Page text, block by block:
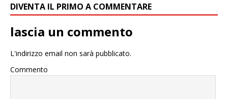
DIVENTA IL PRIMO A COMMENTARE
lascia un commento
L'indirizzo email non sarà pubblicato.
Commento